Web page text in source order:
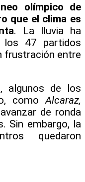
olímpico de
que el clima es
. La lluvia ha
los 47 partidos
frustración entre
algunos de los
comoAlcaraz,
de ronda
Sin embargo, la
quedaron